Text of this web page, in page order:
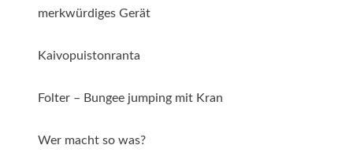
merkwürdiges Gerät
Kaivopuistonranta
Folter – Bungee jumping mit Kran
Wer macht so was?